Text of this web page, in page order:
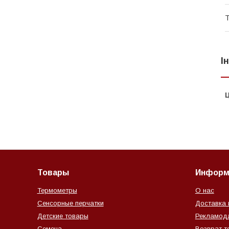
Товары
Термометры
Сенсорные перчатки
Детские товары
О нас
Доставка